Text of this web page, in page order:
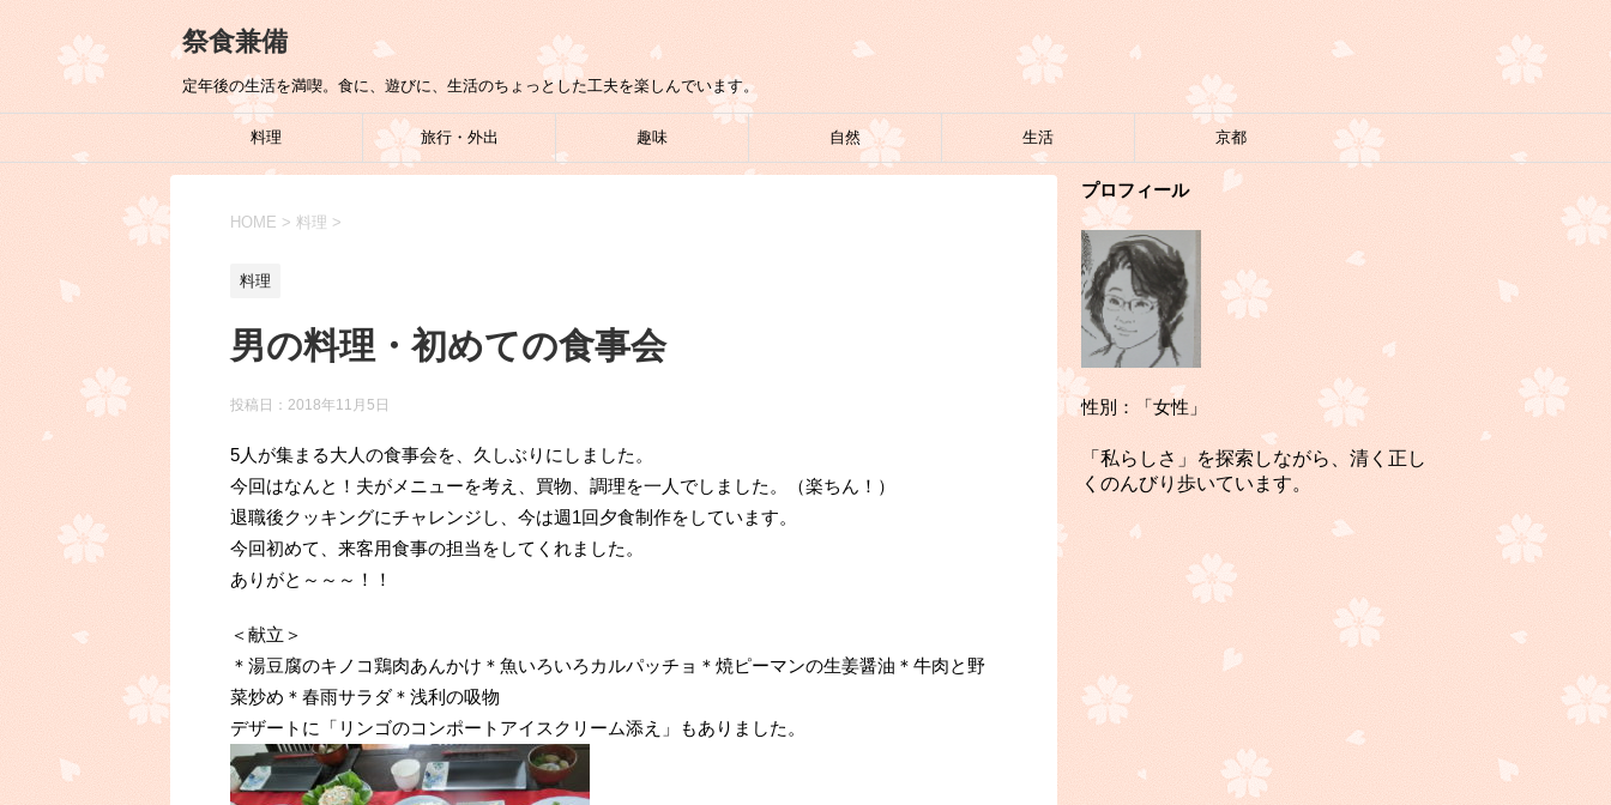
祭食兼備
定年後の生活を満喫。食に、遊びに、生活のちょっとした工夫を楽しんでいます。
料理 旅行・外出 趣味 自然 生活 京都
HOME > 料理 >
料理
男の料理・初めての食事会
投稿日： 2018年11月5日
5人が集まる大人の食事会を、久しぶりにしました。
今回はなんと！夫がメニューを考え、買物、調理を一人でしました。（楽ちん！）
退職後クッキングにチャレンジし、今は週1回夕食制作をしています。
今回初めて、来客用食事の担当をしてくれました。
ありがと～～～！！
＜献立＞
＊湯豆腐のキノコ鶏肉あんかけ＊魚いろいろカルパッチョ＊焼ピーマンの生姜醤油＊牛肉と野
菜炒め＊春雨サラダ＊浅利の吸物
デザートに「リンゴのコンポートアイスクリーム添え」もありました。
プロフィール
性別：「女性」
「私らしさ」を探索しながら、清く正し
くのんびり歩いています。